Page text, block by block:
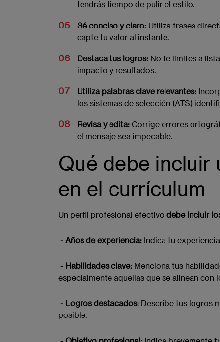
tendrás tiempo de pulir el estilo.
Sé conciso y claro: Utiliza frases
capte tu valor al instante.
Destaca tus logros: No te limites a
impacto y resultados.
Utiliza palabras clave relevantes:
los sistemas de selección (ATS)
Revisa y edita: Corrige errores
el mensaje sea impecable.
Qué debe incluir
en el currículum
Un perfil profesional efectivo debe incluir
- Años de experiencia: Indica tu
- Habilidades clave: Menciona tus
especialmente aquellas que se alinean con
- Logros destacados: Describe tus logros
posible.